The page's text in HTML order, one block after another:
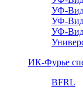
УФ-Вид
УФ-Вид
УФ-
ИК-Фурье
BFRL